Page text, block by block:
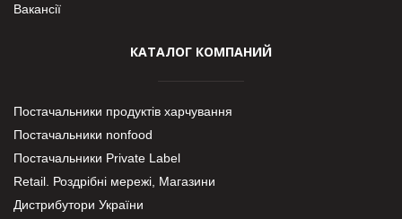
Вакансії
КАТАЛОГ КОМПАНИЙ
Постачальники продуктів харчування
Постачальники nonfood
Постачальники Private Label
Retail. Роздрібні мережі, Магазини
Дистрибутори України